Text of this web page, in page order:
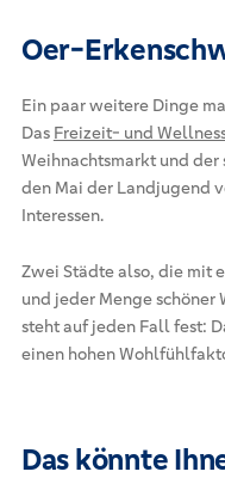
Oer-
Ein paar weitere Dinge
Das Freizeit- und
Weihnachtsmarkt und der
den Mai der Landjugend
Interessen.
Zwei Städte also, die mit
und jeder Menge
steht auf jeden Fall fest:
einen hohen
Das könnte